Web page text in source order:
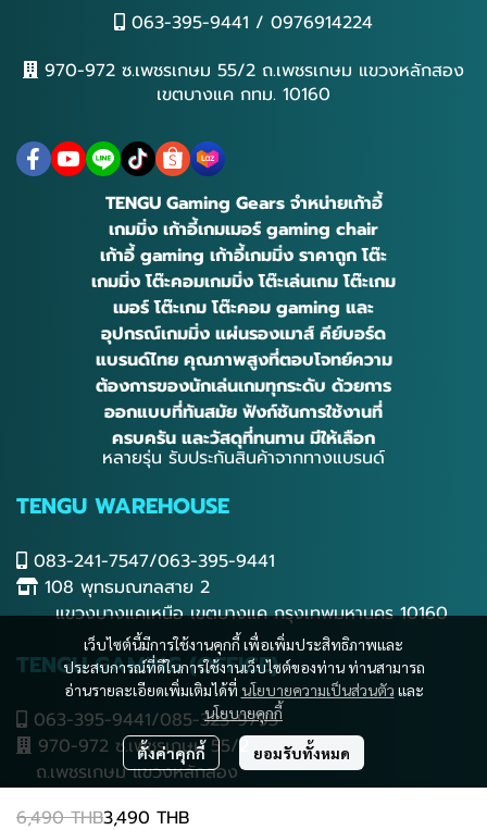
6,490 THB3,490 THB
เว็บไซต์นี้มีการใช้งานคุกกี้ เพื่อเพิ่มประสิทธิภาพและ
ประสบการณ์ที่ดีในการใช้งานเว็บไซต์ของท่าน ท่านสามารถ
อ่านรายละเอียดเพิ่มเติมได้ที่ นโยบายความเป็นส่วนตัว และ
นโยบายคุกกี้
ตั้งค่าคุกกี้ ยอมรับทั้งหมด
063-395-9441 / 0976914224
970-972 ซ.เพชรเกษม 55/2 ถ.เพชรเกษม แขวงหลักสอง
เขตบางแค กทม. 10160
TENGU Gaming Gears จำหน่ายเก้าอี้
เกมมิ่ง เก้าอี้เกมเมอร์ gaming chair
เก้าอี้ gaming เก้าอี้เกมมิ่ง ราคาถูก โต๊ะ
เกมมิ่ง โต๊ะคอมเกมมิ่ง โต๊ะเล่นเกม โต๊ะเกม
เมอร์ โต๊ะเกม โต๊ะคอม gaming และ
อุปกรณ์เกมมิ่ง แผ่นรองเมาส์ คีย์บอร์ด
แบรนด์ไทย คุณภาพสูงที่ตอบโจทย์ความ
ต้องการของนักเล่นเกมทุกระดับ ด้วยการ
ออกแบบที่ทันสมัย ฟังก์ชันการใช้งานที่
ครบครัน และวัสดุที่ทนทาน มีให้เลือก
หลายรุ่น รับประกันสินค้าจากทางแบรนด์
TENGU WAREHOUSE
083-241-7547/063-395-9441
108 พุทธมณฑลสาย 2
แขวงบางแคเหนือ เขตบางแค กรุงเทพมหานคร 10160
TENGU GAMING (OFFICE)
063-395-9441/085-323-9795
970-972 ซ.เพชรเกษม 55/2
ถ.เพชรเกษม แขวงหลักสอง